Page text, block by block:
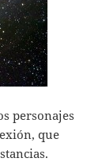
personajes
que